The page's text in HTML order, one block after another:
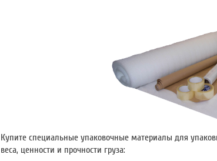
Купите специальные упаковочные материалы для
веса, ценности и прочности груза: